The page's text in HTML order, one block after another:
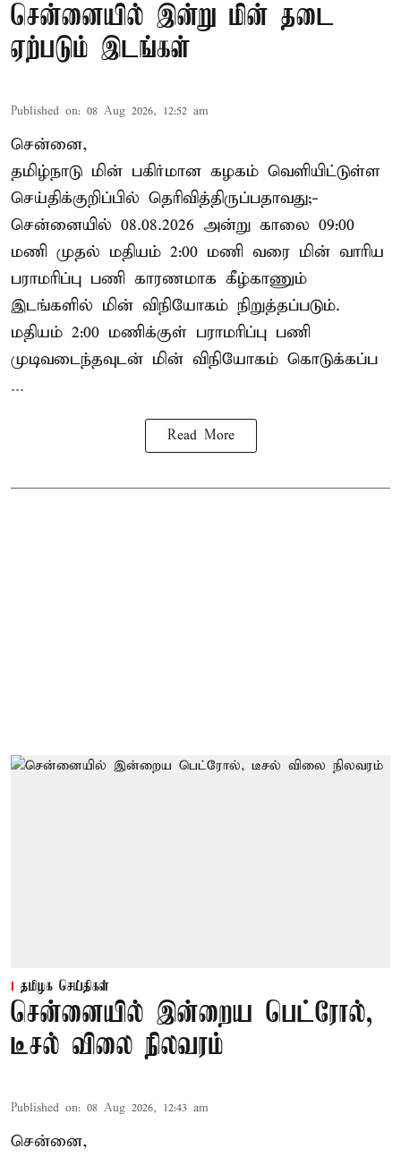
சென்னையில் இன்று மின் தடை
ஏற்படும் இடங்கள்
Published on: 08 Aug 2026, 12:52 am
சென்னை,
தமிழ்நாடு மின் பகிர்மான கழகம் வெளியிட்டுள்ள
செய்திக்குறிப்பில் தெரிவித்திருப்பதாவது;-
சென்னையில் 08.08.2026 அன்று காலை 09:00
மணி முதல் மதியம் 2:00 மணி வரை மின் வாரிய
பராமரிப்பு பணி காரணமாக கீழ்காணும்
இடங்களில் மின் விநியோகம் நிறுத்தப்படும்.
மதியம் 2:00 மணிக்குள் பராமரிப்பு பணி
முடிவடைந்தவுடன் மின் விநியோகம் கொடுக்கப்ப
...
Read More
தமிழக செய்திகள்
சென்னையில் இன்றைய பெட்ரோல்,
டீசல் விலை நிலவரம்
Published on: 08 Aug 2026, 12:43 am
சென்னை,